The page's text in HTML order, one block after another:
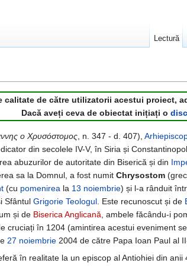
calitate de către utilizatorii acestui proiect,
Dacă aveți ceva de obiectat inițiați o
ο Χρυσόστομος, n. 347 - d. 407),
din secolele IV-V, în Siria și
abuzurilor de autoritate din Biserică și din
sa la Domnul, a fost numit Chrysostom
(cu pomenirea la 13 noiembrie) și l-a rânduit
Sfântul Grigorie Teologul. Este recunoscut și de
și de Biserica Anglicană, ambele făcându-i
cruciați în 1204 (amintirea acestui eveniment
27 noiembrie 2004 de către Papa Ioan Paul al
în realitate la un episcop al Antiohiei din anii
Lectură